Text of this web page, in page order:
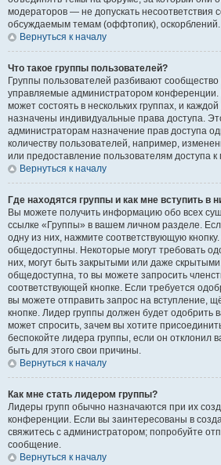
модераторов — не допускать несоответствия
обсуждаемым темам (оффтопик), оскорблений.
Вернуться к началу
Что такое группы пользователей?
Группы пользователей разбивают сообщество
управляемые администратором
может состоять в нескольких группах, и
назначены индивидуальные права доступа.
администраторам назначение прав доступа
количеству пользователей, например,
или предоставление пользователям доступа
Вернуться к началу
Где находятся группы и как мне вступить в
Вы можете получить информацию обо всех
ссылке «Группы» в вашем личном разделе.
одну из них, нажмите соответствующую
общедоступны. Некоторые могут требовать
них, могут быть закрытыми или даже
общедоступна, то вы можете запросить
соответствующей кнопке. Если требуется
вы можете отправить запрос на вступление,
кнопке. Лидер группы должен будет одобрить
может спросить, зачем вы хотите
беспокойте лидера группы, если он отклонил
быть для этого свои причины.
Вернуться к началу
Как мне стать лидером группы?
Лидеры групп обычно назначаются при их
конференции. Если вы заинтересованы в
свяжитесь с администратором; попробуйте
сообщение.
Вернуться к началу